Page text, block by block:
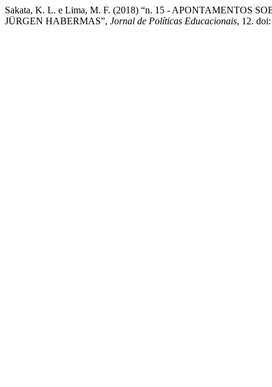
Sakata, K. L. e Lima, M. F. (2018) “n. 15 - APONTAMENTOS
JÜRGEN HABERMAS”, Jornal de Políticas Educacionais, 12.